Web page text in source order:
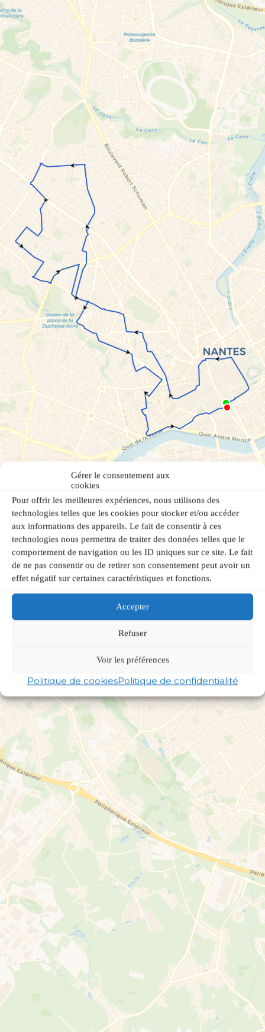
Gérer le consentement aux
cookies
Pour offrir les meilleures expériences, nous utilisons des
technologies telles que les cookies pour stocker et/ou accéder
aux informations des appareils. Le fait de consentir à ces
technologies nous permettra de traiter des données telles que le
comportement de navigation ou les ID uniques sur ce site. Le fait
de ne pas consentir ou de retirer son consentement peut avoir un
effet négatif sur certaines caractéristiques et fonctions.
Accepter
Refuser
Voir les préférences
Politique de cookiesPolitique de confidentialité